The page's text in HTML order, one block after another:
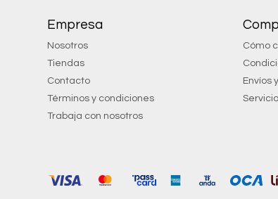
Empresa
Nosotros
Tiendas
Contacto
Términos y condiciones
Trabaja con nosotros
Cómo
Envíos